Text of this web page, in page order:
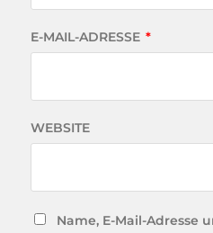
E-MAIL-ADRESSE *
WEBSITE
Name, E-Mail-Adresse